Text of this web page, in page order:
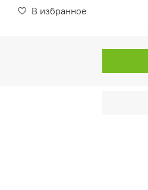
В избранное